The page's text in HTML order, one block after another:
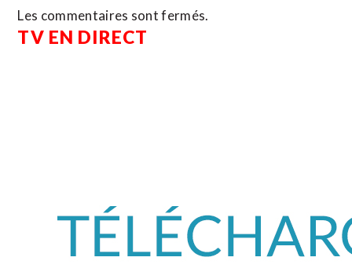
Les commentaires sont fermés.
TV EN DIRECT